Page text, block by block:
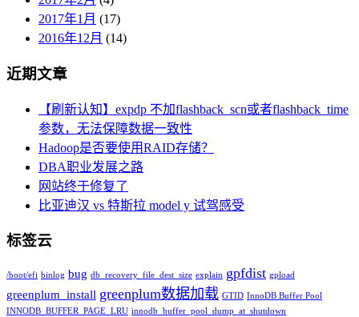
2017年1月 (17)
2016年12月 (14)
近期文章
【刷新认知】expdp 不加flashback_scn或者flashback_time
参数，无法保障数据一致性
Hadoop是否要使用RAID存储？
DBA职业发展之路
网站终于修复了
比亚迪汉 vs 特斯拉 model y 试驾感受
标签云
/boot/efi binlog bug db_recovery_file_dest_size explain gpfdist gpload
greenplum_install greenplum数据加载 GTID InnoDB Buffer Pool
INNODB_BUFFER_PAGE_LRU innodb_buffer_pool_dump_at_shutdown